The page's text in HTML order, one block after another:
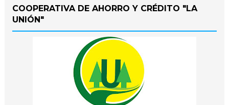
COOPERATIVA DE AHORRO Y CRÉDITO "LA
UNIÓN"